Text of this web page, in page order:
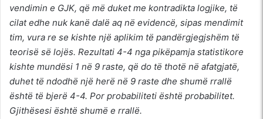
vendimin e GJK, që më duket me kontradikta logjike, të
cilat edhe nuk kanë dalë aq në evidencë, sipas mendimit
tim, vura re se kishte një aplikim të pandërgjegjshëm të
teorisë së lojës. Rezultati 4-4 nga pikëpamja statistikore
kishte mundësi 1 në 9 raste, që do të thotë në afatgjatë,
duhet të ndodhë një herë në 9 raste dhe shumë rrallë
është të bjerë 4-4. Por probabiliteti është probabilitet.
Gjithësesi është shumë e rrallë.